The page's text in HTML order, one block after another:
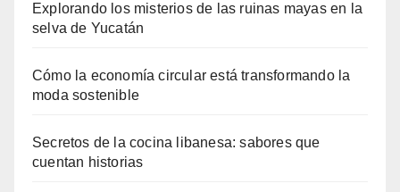
Explorando los misterios de las ruinas mayas en la
selva de Yucatán
Cómo la economía circular está transformando la
moda sostenible
Secretos de la cocina libanesa: sabores que
cuentan historias